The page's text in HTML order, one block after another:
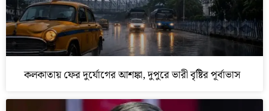
কলকাতায় ফের দুর্যোগের আশঙ্কা, দুপুরে ভারী বৃষ্টির পূর্বাভাস